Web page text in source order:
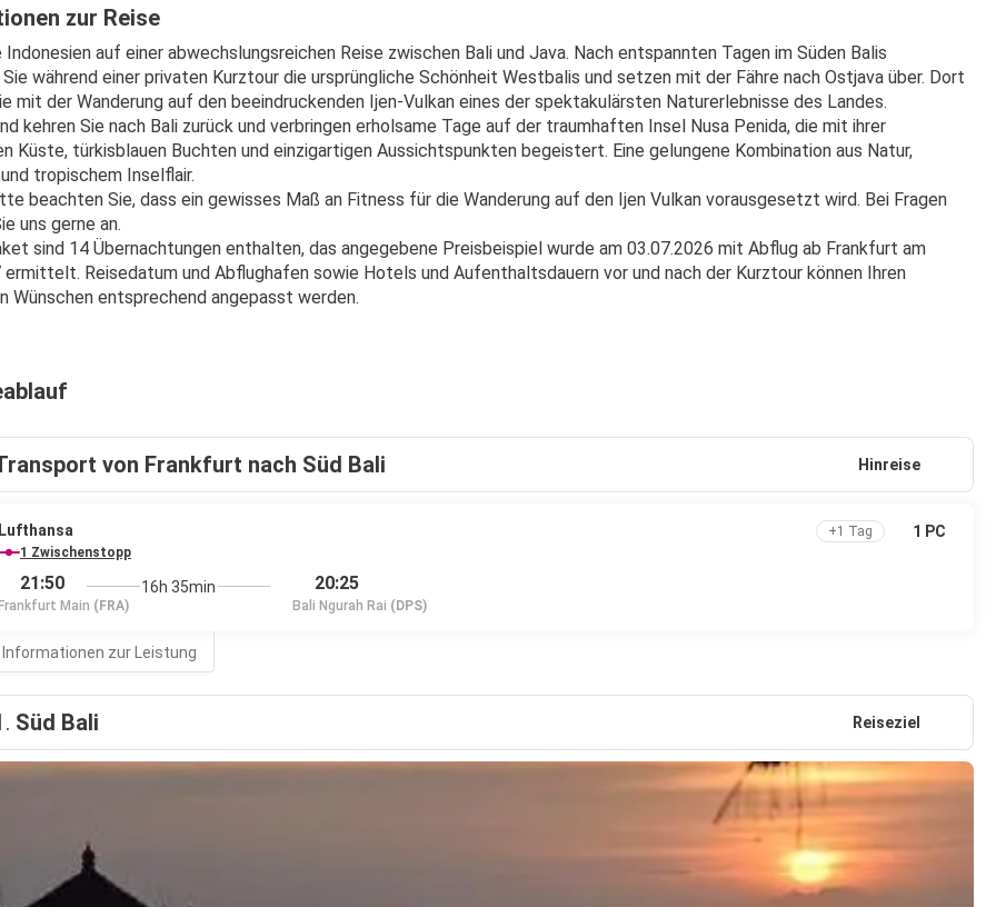
zur Reise
Indonesien auf einer abwechslungsreichen Reise zwischen Bali und Java. Nach entspannten Tagen im Süden Balis
während einer privaten Kurztour die ursprüngliche Schönheit Westbalis und setzen mit der Fähre nach Ostjava über. Dort
mit der Wanderung auf den beeindruckenden Ijen-Vulkan eines der spektakulärsten Naturerlebnisse des Landes.
kehren Sie nach Bali zurück und verbringen erholsame Tage auf der traumhaften Insel Nusa Penida, die mit ihrer
Küste, türkisblauen Buchten und einzigartigen Aussichtspunkten begeistert. Eine gelungene Kombination aus Natur,
tropischem Inselflair.
beachten Sie, dass ein gewisses Maß an Fitness für die Wanderung auf den Ijen Vulkan vorausgesetzt wird. Bei Fragen
uns gerne an.
sind 14 Übernachtungen enthalten, das angegebene Preisbeispiel wurde am 03.07.2026 mit Abflug ab Frankfurt am
ermittelt. Reisedatum und Abflughafen sowie Hotels und Aufenthaltsdauern vor und nach der Kurztour können Ihren
Wünschen entsprechend angepasst werden.
von Frankfurt nach Süd Bali Hinreise
Lufthansa
1 Zwischenstopp
21:50
Frankfurt Main (FRA)
16h 35min 20:25
Bali Ngurah Rai (DPS)
+1 Tag 1 PC
zur Leistung
Süd Bali Reiseziel